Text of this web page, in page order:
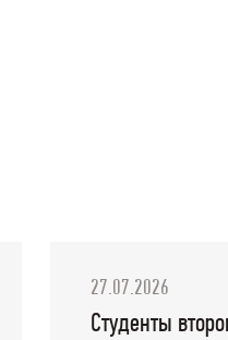
27.07.2026
Студенты